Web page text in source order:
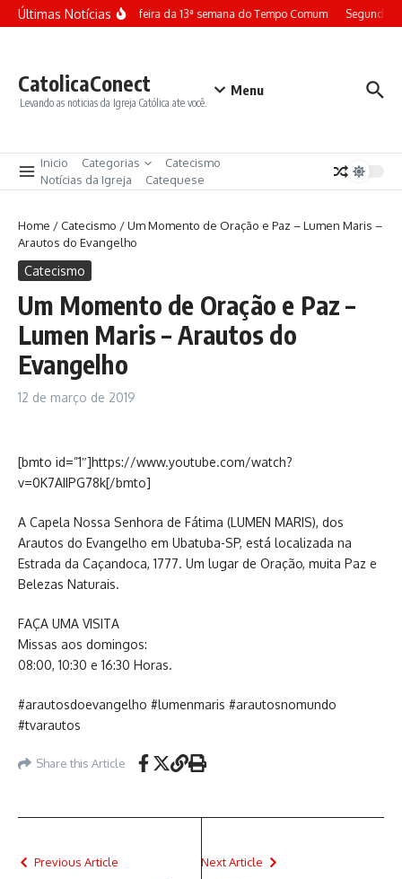
Ir para o conteúdo
Últimas NotíciasTerça-feira da 13ª semana do Tempo Comum Segunda-
CatolicaConect
Levando as noticias da Igreja Católica ate você.
Menu
Inicio Categorias
Catecismo
Notícias da Igreja
Catequese
Home /Catecismo /Um Momento de Oração e Paz – Lumen Maris –
Arautos do Evangelho
Catecismo
Um Momento de Oração e Paz –
Lumen Maris – Arautos do
Evangelho
12 de março de 2019
[bmto id=”1″]https://www.youtube.com/watch?
v=0K7AIIPG78k[/bmto]
A Capela Nossa Senhora de Fátima (LUMEN MARIS), dos
Arautos do Evangelho em Ubatuba-SP, está localizada na
Estrada da Caçandoca, 1777. Um lugar de Oração, muita Paz e
Belezas Naturais.
FAÇA UMA VISITA
Missas aos domingos:
08:00, 10:30 e 16:30 Horas.
#arautosdoevangelho #lumenmaris #arautosnomundo
#tvarautos
Share this Article
Previous Article Next Article